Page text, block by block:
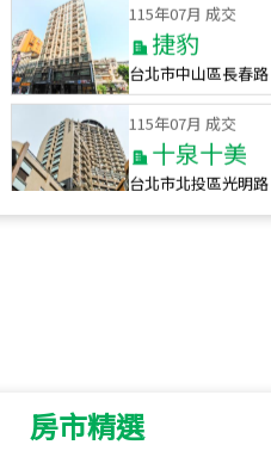
捷豹
台北市中山區長春路
115年07月 成交
十泉十美
台北市北投區光明路
115
房市精選